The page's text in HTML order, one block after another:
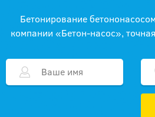
Бетонирование
компании «Бетон-насос»,